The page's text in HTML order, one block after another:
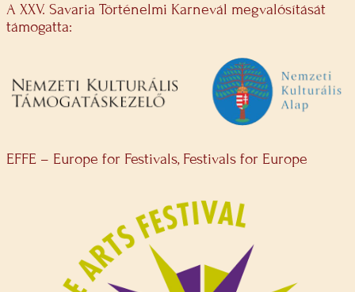
A XXV. Savaria Történelmi Karnevál megvalósítását
támogatta:
EFFE – Europe for Festivals, Festivals for Europe